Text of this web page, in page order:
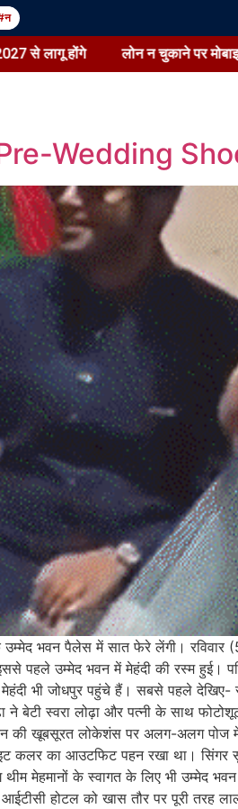
लोन न चुकाने पर मोबाइल-लैपटॉप लॉक
Wedding
उम्मेद भवन पैलेस में सात फेरे लेंगी।
पहले उम्मेद भवन में मेहंदी की रस्म हुई।
मेहंदी भी जोधपुर पहुंचे हैं। सबसे पहले
बेटी स्वरा लोढ़ा और पत्नी के साथ
की खूबसूरत लोकेशंस पर अलग-अलग पोज में
कलर का आउटफिट पहन रखा था।
मेहमानों के स्वागत के लिए भी उम्मेद
आईटीसी होटल को खास तौर पर पूरी